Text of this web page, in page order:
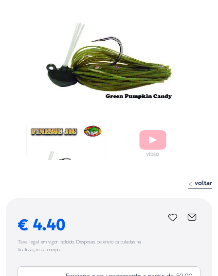
voltar
€ 4.40
Taxa legal em vigor incluído. Despesas de envio calculadas na
finalização da compra.